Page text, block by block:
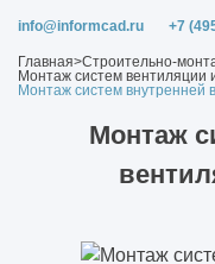
info@informcad.ru +7
Главная>Строительно-
Монтаж систем вентиляции
Монтаж систем внутренней
Монтаж